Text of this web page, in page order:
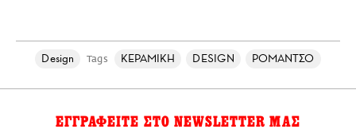
Design Tags ΚΕΡΑΜΙΚΗ DESIGN ΡΟΜΑΝΤΣΟ
ΕΓΓΡΑΦΕΙΤΕ ΣΤΟ NEWSLETTER ΜΑΣ